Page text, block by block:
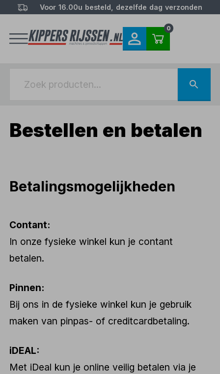
Voor 16.00u besteld, dezelfde dag verzonden
0
Bestellen en betalen
Betalingsmogelijkheden
Contant:
In onze fysieke winkel kun je contant
betalen.
Pinnen:
Bij ons in de fysieke winkel kun je gebruik
maken van pinpas- of creditcardbetaling.
iDEAL:
Met iDeal kun je online veilig betalen via je